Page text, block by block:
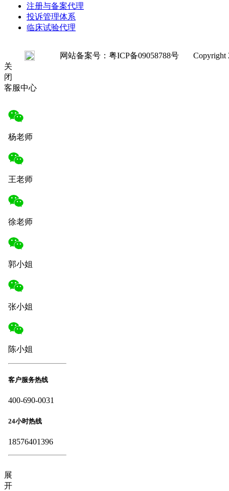
注册与备案代理
投诉管理体系
临床试验代理
网站备案号：粤ICP备09058788号 Copyright
关
闭
客服中心
杨老师
王老师
徐老师
郭小姐
张小姐
陈小姐
客户服务热线
400-690-0031
24小时热线
18576401396
展
开